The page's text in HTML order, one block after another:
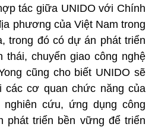
tác giữa UNIDO với Chính
phương của Việt Nam trong
trong đó có dự án phát triển
thái, chuyển giao công nghệ
cũng cho biết UNIDO sẽ
các cơ quan chức năng của
cứu, ứng dụng công
phát triển bền vững để triển